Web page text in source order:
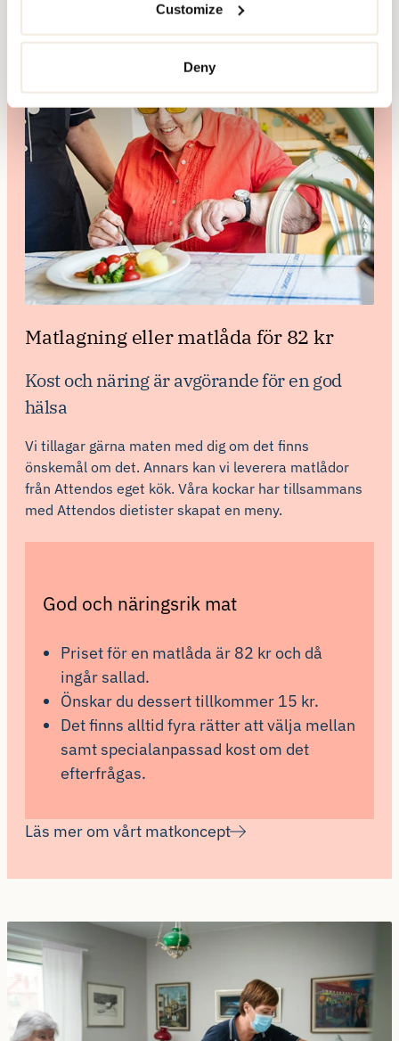
Customize
Deny
Matlagning eller matlåda för 82 kr
Kost och näring är avgörande för en god
hälsa
Vi tillagar gärna maten med dig om det finns
önskemål om det. Annars kan vi leverera matlådor
från Attendos eget kök. Våra kockar har tillsammans
med Attendos dietister skapat en meny.
God och näringsrik mat
Priset för en matlåda är 82 kr och då
ingår sallad.
Önskar du dessert tillkommer 15 kr.
Det finns alltid fyra rätter att välja mellan
samt specialanpassad kost om det
efterfrågas.
Läs mer om vårt matkoncept